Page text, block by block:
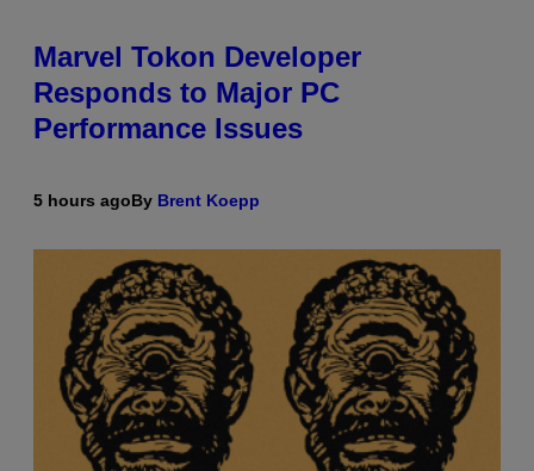
Marvel Tokon Developer
Responds to Major PC
Performance Issues
5 hours agoBy Brent Koepp